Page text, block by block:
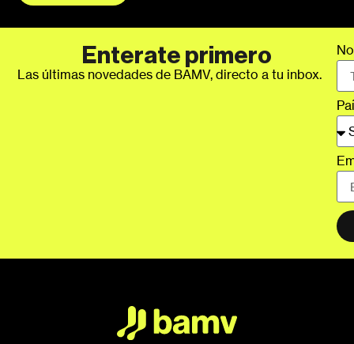
Enterate primero
Las últimas novedades de BAMV, directo a tu inbox.